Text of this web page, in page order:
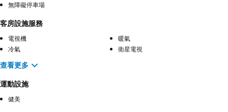
無障礙停車場
客房設施服務
電視機
暖氣
冷氣
衛星電視
查看更多
運動設施
健美